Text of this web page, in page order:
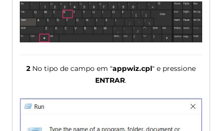
2No tipo de campo em "appwiz.cpl" e pressione
ENTRAR.